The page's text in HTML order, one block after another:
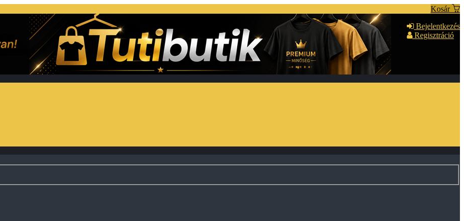
Kosár
Bejelentkezés
Regisztráció